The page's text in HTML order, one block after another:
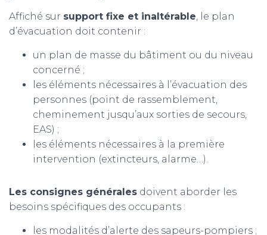
Affiché sur support fixe et inaltérable , le plan
d’évacuation doit contenir :
un plan de masse du bâtiment ou du niveau
concerné ;
les éléments nécessaires à l’évacuation des
personnes (point de rassemblement,
cheminement jusqu’aux sorties de secours,
EAS) ;
les éléments nécessaires à la première
intervention (extincteurs, alarme…).
Les consignes générales doivent aborder les
besoins spécifiques des occupants :
les modalités d’alerte des sapeurs-pompiers ;